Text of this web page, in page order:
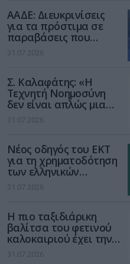
ΑΑΔΕ: Διευκρινίσεις
για τα πρόστιμα σε
παραβάσεις που
αφορούν τους ΦΗΜ
31.07.2026
Σ. Καλαφάτης: «Η
Τεχνητή Νοημοσύνη
δεν είναι απλώς μια
νέα τεχνολογία, είναι
μια νέα βιομηχανική
31.07.2026
Νέος οδηγός του ΕΚΤ
για τη χρηματοδότηση
των ελληνικών
επιχειρήσεων στον
χώρο της άμυνας
31.07.2026
Η πιο ταξιδιάρικη
βαλίτσα του φετινού
καλοκαιριού έχει την
υπογραφή της Xiaomi
31.07.2026